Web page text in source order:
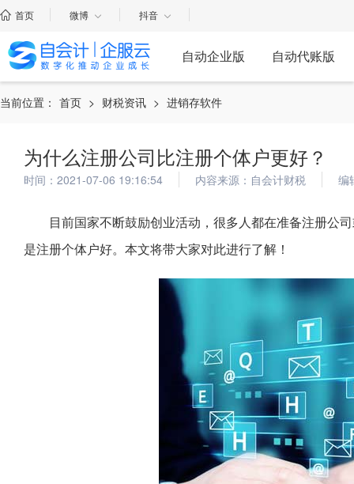
首页 微博 抖音
自动企业版 自动代账版
当前位置： 首页 > 财税资讯 > 进销存软件
为什么注册公司比注册个体户更好？
时间：2021-07-06 19:16:54 内容来源：自会计财税 编
目前国家不断鼓励创业活动，很多人都在准备注册公
是注册个体户好。本文将带大家对此进行了解！